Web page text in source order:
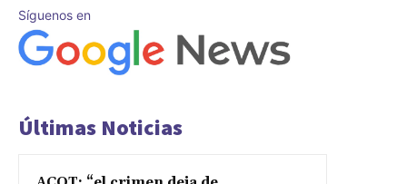
Síguenos en
Últimas Noticias